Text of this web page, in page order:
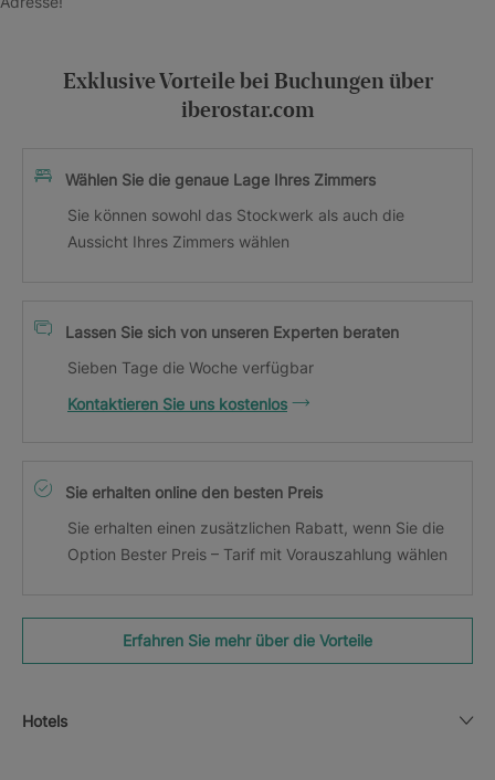
Exklusive Vorteile bei Buchungen über
iberostar.com
Wählen Sie die genaue Lage Ihres Zimmers
Sie können sowohl das Stockwerk als auch die
Aussicht Ihres Zimmers wählen
Lassen Sie sich von unseren Experten beraten
Sieben Tage die Woche verfügbar
Kontaktieren Sie uns kostenlos
Sie erhalten online den besten Preis
Sie erhalten einen zusätzlichen Rabatt, wenn Sie die
Option Bester Preis – Tarif mit Vorauszahlung wählen
Erfahren Sie mehr über die Vorteile
Hotels